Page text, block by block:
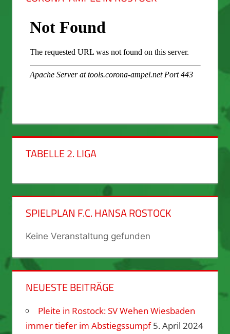
TABELLE 2. LIGA
SPIELPLAN F.C. HANSA ROSTOCK
Keine Veranstaltung gefunden
NEUESTE BEITRÄGE
Pleite in Rostock: SV Wehen Wiesbaden
immer tiefer im Abstiegssumpf 5. April 2024